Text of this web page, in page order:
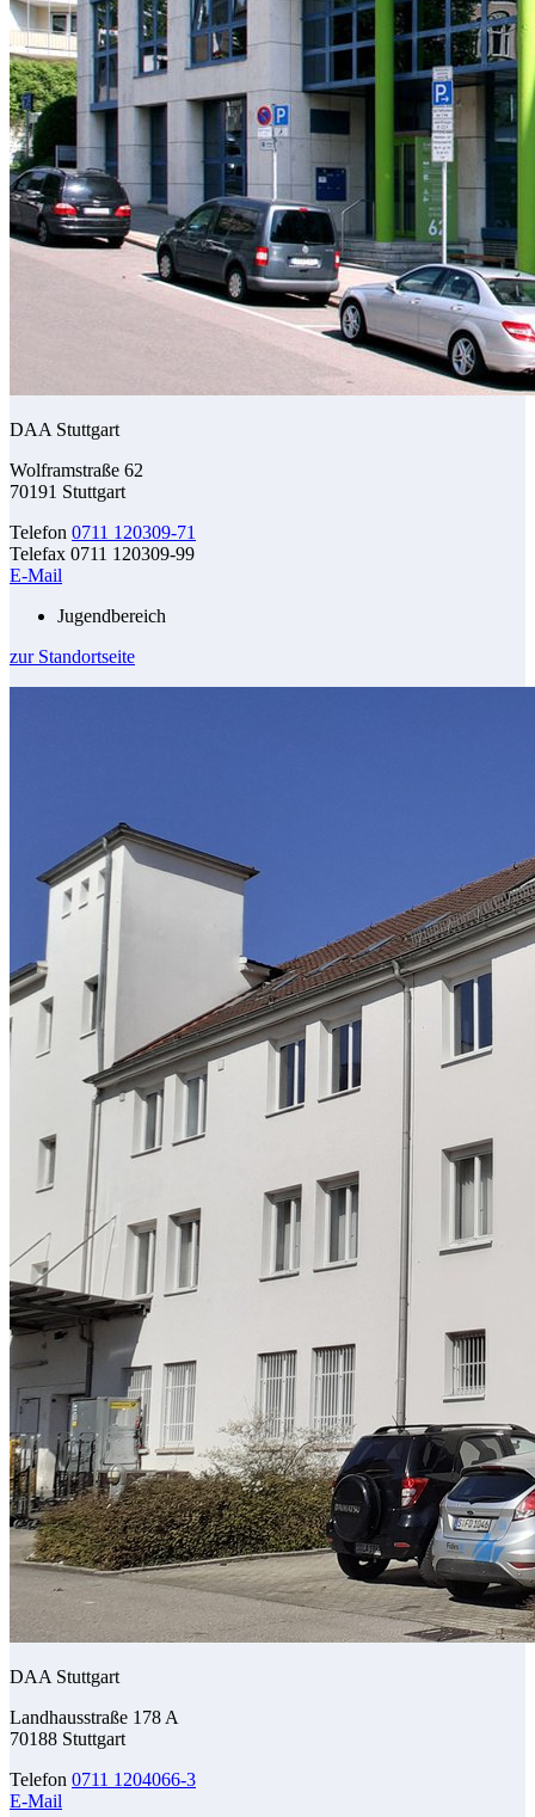
DAA Stuttgart
Wolframstraße 62
70191 Stuttgart
Telefon 0711 120309-71
Telefax 0711 120309-99
E-Mail
Jugendbereich
zur Standortseite
DAA Stuttgart
Landhausstraße 178 A
70188 Stuttgart
Telefon 0711 1204066-3
E-Mail